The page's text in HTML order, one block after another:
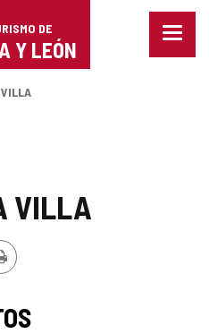
DE
Y LEÓN
Menu
VILLA
VILLA
Imprimir